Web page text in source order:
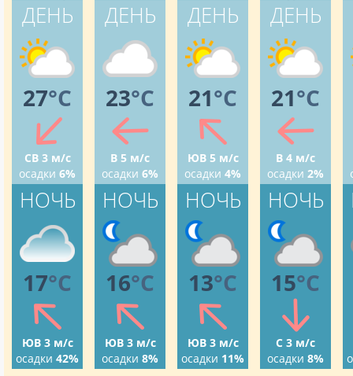
ДЕНЬ
27°C
СВ 3 м/с
осадки 6%
НОЧЬ
17°C
ЮВ 3 м/с
осадки 42%
ДЕНЬ
23°C
В 5 м/с
осадки 6%
НОЧЬ
16°C
ЮВ 3 м/с
осадки 8%
ДЕНЬ
21°C
ЮВ 5 м/с
осадки 4%
НОЧЬ
13°C
ЮВ 3 м/с
осадки 11%
ДЕНЬ
21°C
В 4 м/с
осадки 2%
НОЧЬ
15°C
С 3 м/с
осадки 8%